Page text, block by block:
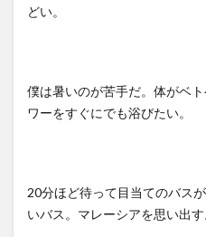
どい。
僕は暑いのが苦手だ。体がベ
ワーをすぐにでも浴びたい。
20分ほど待って目当てのバス
いバス。マレーシアを思い出す